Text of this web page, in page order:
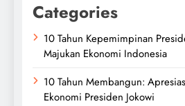
Categories
10 Tahun Kepemimpinan
Majukan Ekonomi Indonesia
10 Tahun Membangun:
Ekonomi Presiden Jokowi